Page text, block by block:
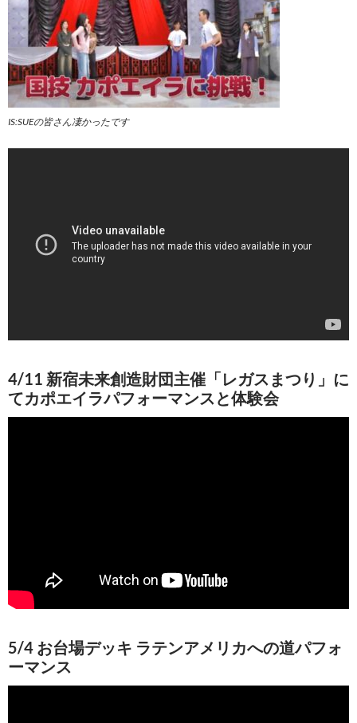
IS:SUEの皆さん凄かったです
4/11 新宿未来創造財団主催「レガスまつり」に
てカポエイラパフォーマンスと体験会
5/4 お台場デッキ ラテンアメリカへの道パフォ
ーマンス